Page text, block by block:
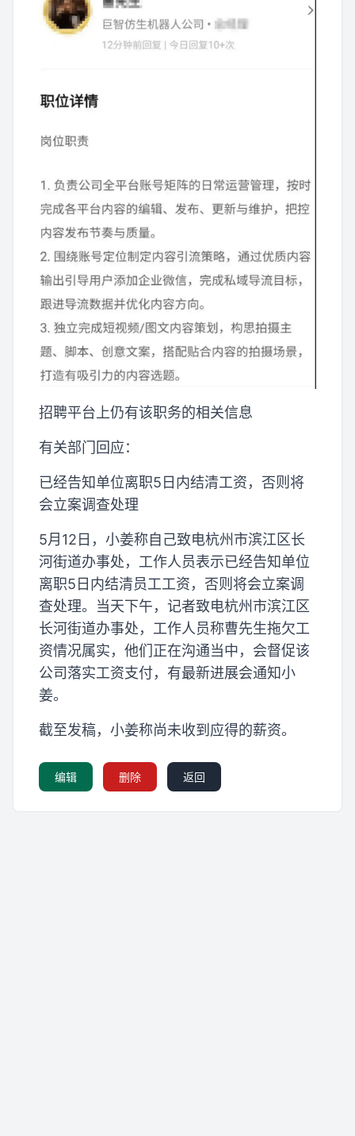
招聘平台上仍有该职务的相关信息
有关部门回应：
已经告知单位离职5日内结清工资，否则将
会立案调查处理
5月12日，小姜称自己致电杭州市滨江区长
河街道办事处，工作人员表示已经告知单位
离职5日内结清员工工资，否则将会立案调
查处理。当天下午，记者致电杭州市滨江区
长河街道办事处，工作人员称曹先生拖欠工
资情况属实，他们正在沟通当中，会督促该
公司落实工资支付，有最新进展会通知小
姜。
截至发稿，小姜称尚未收到应得的薪资。
编辑 删除 返回